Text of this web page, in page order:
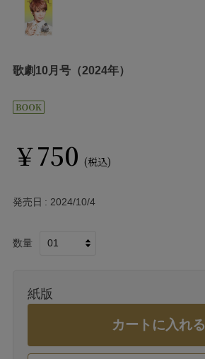
歌劇10月号（2024年）
￥750 (税込)
発売日 2024/10/4
数量
紙版
カートに入れる